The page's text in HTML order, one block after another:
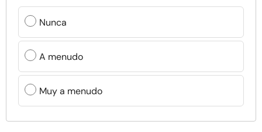
Ayuda
Cursos
Recursos
Comunidad
Nunca
A menudo
Muy a menudo